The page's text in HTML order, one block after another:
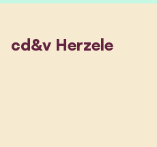
cd&v Herzele